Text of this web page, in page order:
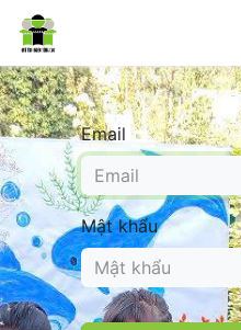
Email
Mật khẩu